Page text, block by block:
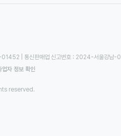
01452 | 통신판매업 신고번호 : 2024-서울강남
업자 정보 확인
reserved.